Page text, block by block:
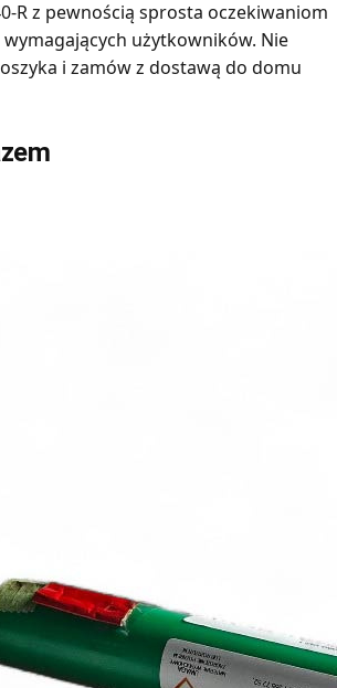
R z pewnością sprosta oczekiwaniom
użytkowników. Nie
i zamów z dostawą do domu